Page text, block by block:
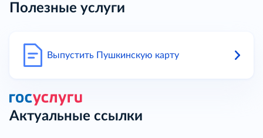
Полезные услуги
Выпустить Пушкинскую карту
Актуальные ссылки